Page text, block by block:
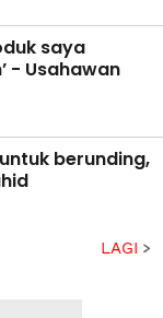
saya
- Usahawan
berunding,
LAGI